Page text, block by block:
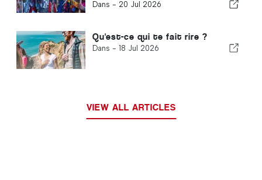
nos jours
Dans - 20 Jul 2026
Qu'est-ce qui te fait rire ?
Dans - 18 Jul 2026
VIEW ALL ARTICLES